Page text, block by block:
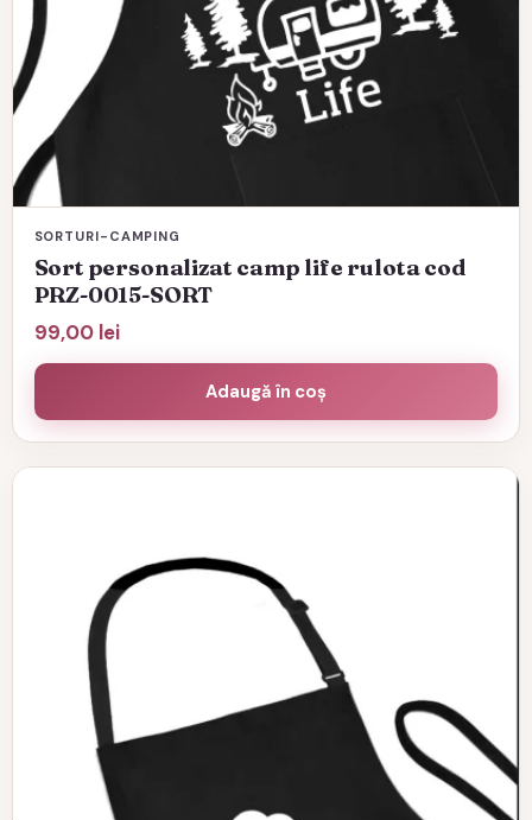
SORTURI-CAMPING
Sort personalizat camp life rulota cod
PRZ-0015-SORT
99,00 lei
Adaugă în coș